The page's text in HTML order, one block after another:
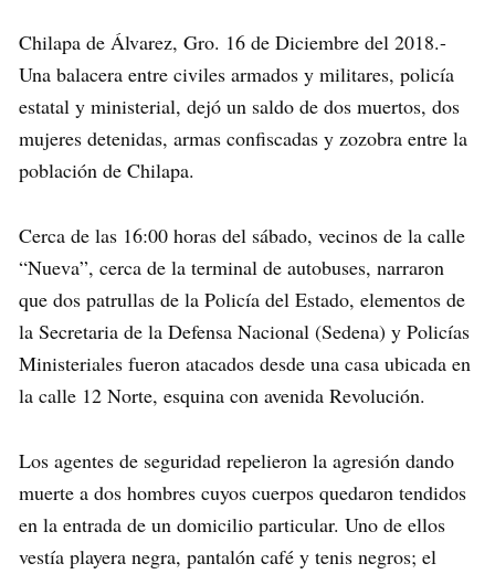
Chilapa de Álvarez, Gro. 16 de Diciembre del 2018.-
Una balacera entre civiles armados y militares, policía
estatal y ministerial, dejó un saldo de dos muertos, dos
mujeres detenidas, armas confiscadas y zozobra entre la
población de Chilapa.
Cerca de las 16:00 horas del sábado, vecinos de la calle
“Nueva”, cerca de la terminal de autobuses, narraron
que dos patrullas de la Policía del Estado, elementos de
la Secretaria de la Defensa Nacional (Sedena) y Policías
Ministeriales fueron atacados desde una casa ubicada en
la calle 12 Norte, esquina con avenida Revolución.
Los agentes de seguridad repelieron la agresión dando
muerte a dos hombres cuyos cuerpos quedaron tendidos
en la entrada de un domicilio particular. Uno de ellos
vestía playera negra, pantalón café y tenis negros; el